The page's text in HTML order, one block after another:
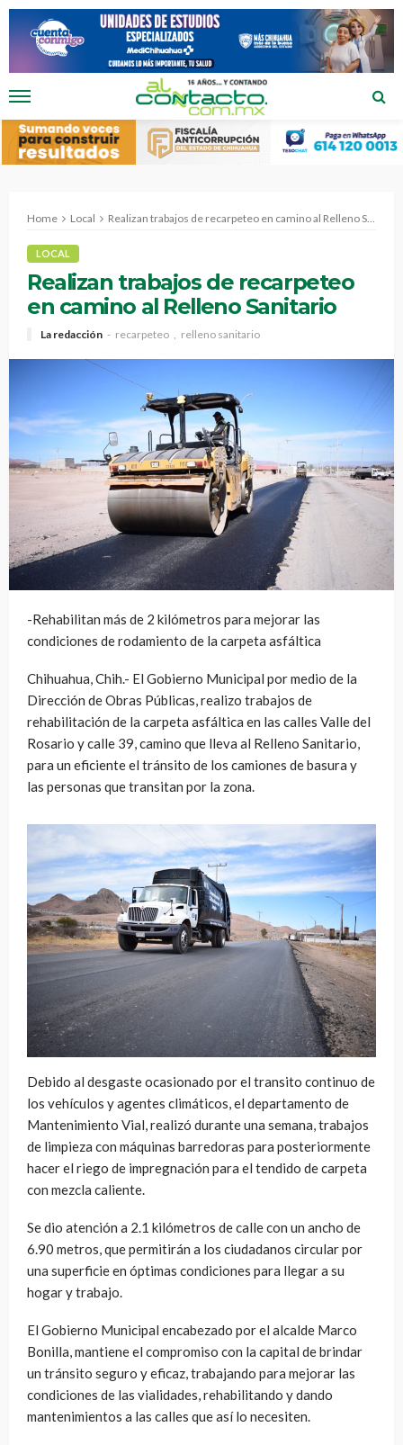
Home Local Realizan trabajos de recarpeteo en camino al Relleno Sanitario
LOCAL
Realizan trabajos de recarpeteo
en camino al Relleno Sanitario
La redacción recarpeteo relleno sanitario
-Rehabilitan más de 2 kilómetros para mejorar las
condiciones de rodamiento de la carpeta asfáltica
Chihuahua, Chih.- El Gobierno Municipal por medio de la
Dirección de Obras Públicas, realizo trabajos de
rehabilitación de la carpeta asfáltica en las calles Valle del
Rosario y calle 39, camino que lleva al Relleno Sanitario,
para un eficiente el tránsito de los camiones de basura y
las personas que transitan por la zona.
Debido al desgaste ocasionado por el transito continuo de
los vehículos y agentes climáticos, el departamento de
Mantenimiento Vial, realizó durante una semana, trabajos
de limpieza con máquinas barredoras para posteriormente
hacer el riego de impregnación para el tendido de carpeta
con mezcla caliente.
Se dio atención a 2.1 kilómetros de calle con un ancho de
6.90 metros, que permitirán a los ciudadanos circular por
una superficie en óptimas condiciones para llegar a su
hogar y trabajo.
El Gobierno Municipal encabezado por el alcalde Marco
Bonilla, mantiene el compromiso con la capital de brindar
un tránsito seguro y eficaz, trabajando para mejorar las
condiciones de las vialidades, rehabilitando y dando
mantenimientos a las calles que así lo necesiten.